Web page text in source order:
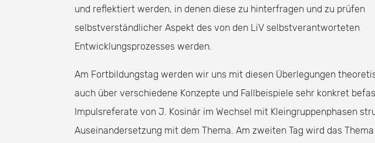
und reflektiert werden, in denen diese zu hinterfragen und zu prüfen
selbstverständlicher Aspekt des von den LiV selbstverantworteten
Entwicklungsprozesses werden.
Am Fortbildungstag werden wir uns mit diesen Überlegungen
auch über verschiedene Konzepte und Fallbeispiele sehr konkret
Impulsreferate von J. Kosinár im Wechsel mit Kleingruppenphasen
Auseinandersetzung mit dem Thema. Am zweiten Tag wird das